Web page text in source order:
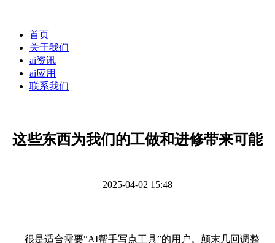
首页
关于我们
ai资讯
ai应用
联系我们
这些东西为我们的工做和进修带来可能
2025-04-02 15:48
很是适合需要“AI帮手写点工具”的用户。颠末几回调整